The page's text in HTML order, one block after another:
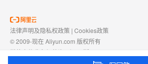
法律声明及隐私权政策 | Cookies政策
© 2009-现在 Aliyun.com 版权所有
增值电信业务经营许可证： 浙B2-20080101